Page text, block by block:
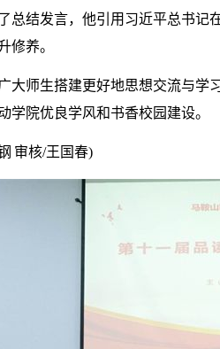
总结发言，他引用习近平总书
修养。
大师生搭建更好地思想交流与
学院优良学风和书香校园建设。
审核/王国春)